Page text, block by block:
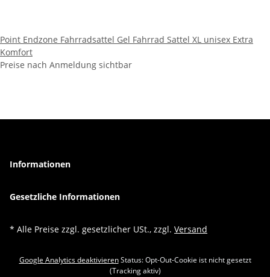
Point Endzone Fahrradsattel Gel Fahrrad Sattel XL unisex Extra
Komfort
Preise nach Anmeldung sichtbar
Informationen
Gesetzliche Informationen
* Alle Preise zzgl. gesetzlicher USt., zzgl. Versand
Google Analytics deaktivieren Status: Opt-Out-Cookie ist nicht gesetzt
(Tracking aktiv)